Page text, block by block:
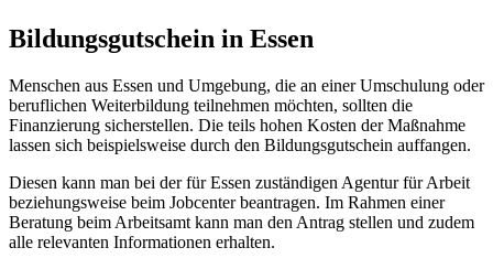
Bildungsgutschein in Essen
Menschen aus Essen und Umgebung, die an einer Umschulung oder
beruflichen Weiterbildung teilnehmen möchten, sollten die
Finanzierung sicherstellen. Die teils hohen Kosten der Maßnahme
lassen sich beispielsweise durch den Bildungsgutschein auffangen.
Diesen kann man bei der für Essen zuständigen Agentur für Arbeit
beziehungsweise beim Jobcenter beantragen. Im Rahmen einer
Beratung beim Arbeitsamt kann man den Antrag stellen und zudem
alle relevanten Informationen erhalten.